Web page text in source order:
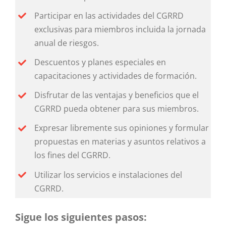
Participar en las actividades del CGRRD
exclusivas para miembros incluida la jornada
anual de riesgos.
Descuentos y planes especiales en
capacitaciones y actividades de formación.
Disfrutar de las ventajas y beneficios que el
CGRRD pueda obtener para sus miembros.
Expresar libremente sus opiniones y formular
propuestas en materias y asuntos relativos a
los fines del CGRRD.
Utilizar los servicios e instalaciones del
CGRRD.
Sigue los siguientes pasos: